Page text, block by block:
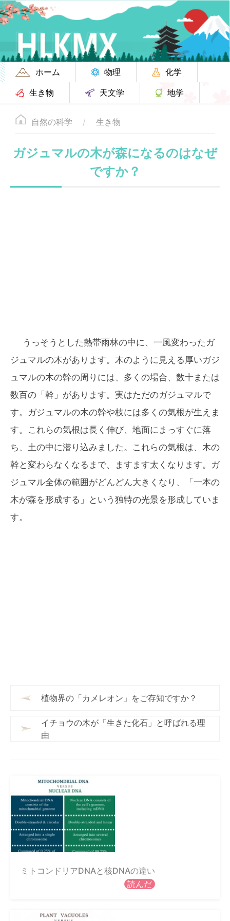
ホーム 物理
化学
生き物
天文学 地学
自然の科学 生き物
ガジュマルの木が森になるのはなぜ
ですか？
うっそうとした熱帯雨林の中に、一風変わったガ
ジュマルの木があります。木のように見える厚いガジ
ュマルの木の幹の周りには、多くの場合、数十または
数百の「幹」があります。実はただのガジュマルで
す。ガジュマルの木の幹や枝には多くの気根が生えま
す。これらの気根は長く伸び、地面にまっすぐに落
ち、土の中に潜り込みました。これらの気根は、木の
幹と変わらなくなるまで、ますます太くなります。ガ
ジュマル全体の範囲がどんどん大きくなり、「一本の
木が森を形成する」という独特の光景を形成していま
す。
植物界の「カメレオン」をご存知ですか？
イチョウの木が「生きた化石」と呼ばれる理
由
ミトコンドリアDNAと核DNAの違い
読んだ